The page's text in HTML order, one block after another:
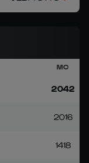
MC
2042
2016
1418